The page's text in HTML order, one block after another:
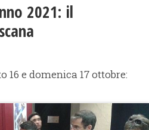
2021: il
16 e domenica 17 ottobre: